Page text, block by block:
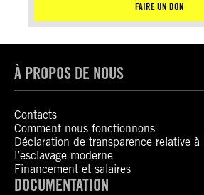
FAIRE UN DON
À PROPOS DE NOUS
Contacts
Comment nous fonctionnons
Déclaration de transparence relative
l’esclavage moderne
Financement et salaires
DOCUMENTATION